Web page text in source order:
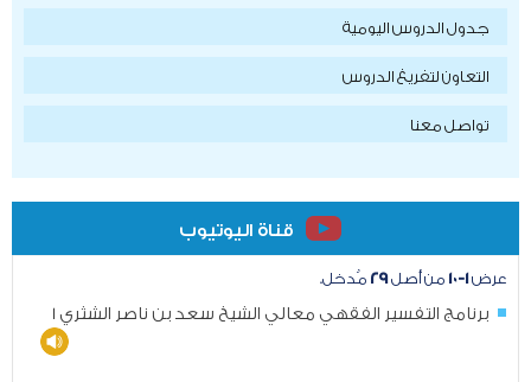
جدول الدروس اليومية
التعاون لتفريغ الدروس
تواصل معنا
قناة اليوتيوب
عرض١-١٠ من أصل٢٩ مُدخل.
برنامج التفسير الفقهي معالي الشيخ سعد بن ناصر الشثري 1